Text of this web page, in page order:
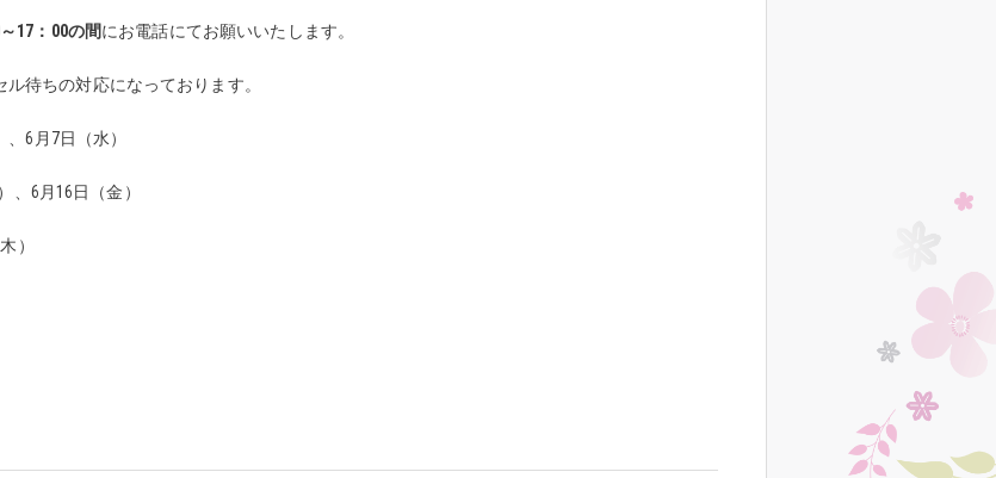
17：00の間にお電話にてお願いいたします。
待ちの対応になっております。
6月7日（水）
、6月16日（金）
）